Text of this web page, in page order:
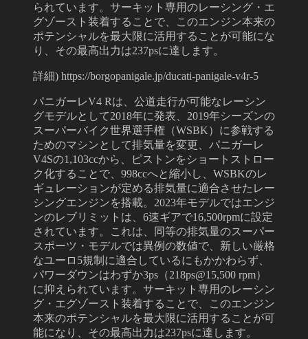
られています。サーキット専用のレーシング・エ
グゾースト装着することで、このエンジン本来の
ポテンシャルを最大限に活用することが可能にな
り、その最高出力は237psに達します。
詳細) https://borgopanigale.jp/ducati-panigale-v4r-5
パニガーレV4 Rは、公道走行が可能なレーシン
グモデルとして2018年に発表、2019年シーズンの
スーパーバイク世界選手権（WSBK）に参戦する
ためのマシンとして排気量を変更、パニガーレ
V4Sの1,103ccから、ピストンをショートストロー
ク化することで、998ccへと縮小し、WSBKのレ
ギュレーションが定める排気量に適合させたレー
シングエンジンを搭載。2023年モデルではエンジ
ンのレブリミットは、6速ギアで16,500rpmに設定
されています。これは、同等の排気量のスーパー
スポーツ・モデルでは異例の数値で、新しい厳格
なユーロ5規制に適合しているにもかかわらず、
パワーダウンはわずか3ps（218ps@15,500 rpm）
に抑えられています。サーキット専用のレーシン
グ・エグゾースト装着することで、このエンジン
本来のポテンシャルを最大限に活用することが可
能になり、その最高出力は237psに達します。